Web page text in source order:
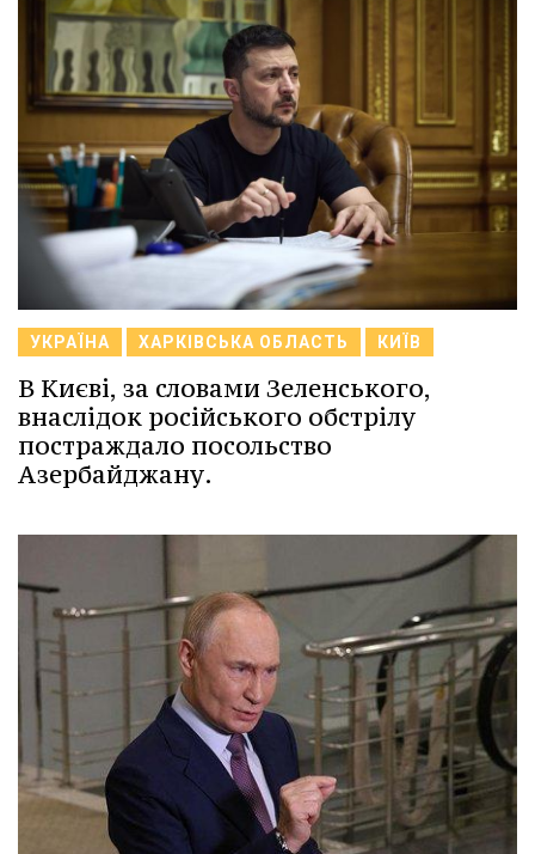
УКРАЇНА ХАРКІВСЬКА ОБЛАСТЬ КИЇВ
В Києві, за словами Зеленського,
внаслідок російського обстрілу
постраждало посольство
Азербайджану.